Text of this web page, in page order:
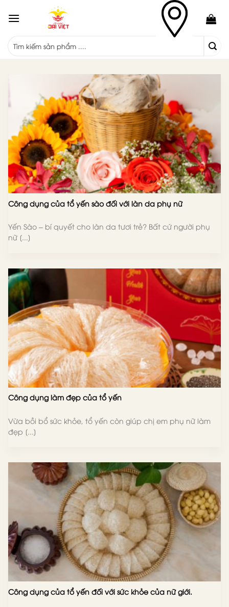
Công dụng của tổ yến sào đối với làn da phụ nữ
Yến Sào – bí quyết cho làn da tươi trẻ? Bất cứ người phụ
nữ [...]
Công dụng làm đẹp của tổ yến
Vừa bồi bổ sức khỏe, tổ yến còn giúp chị em phụ nữ làm
đẹp [...]
Công dụng của tổ yến đối với sức khỏe của nữ giới.